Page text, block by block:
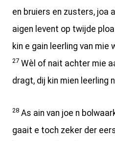
en bruiers en zusters, joa
aigen levent op twijde
kin e gain leerling van mie
27 Wèl of nait achter mie
dragt, dij kin mien leerling
28 As ain van joe n
gaait e toch zeker der